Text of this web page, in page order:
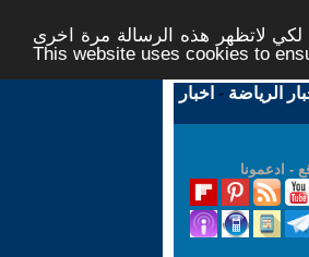
لاتظهر هذه الرسالة مرة اخرى -
This website uses cookies to
الرياضة - اخبار
- ادعمونا